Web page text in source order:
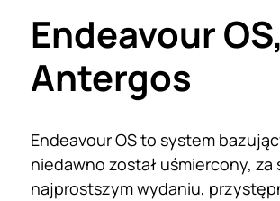
Endeavour
Antergos
Endeavour OS to system
niedawno został uśmiercony,
najprostszym wydaniu,